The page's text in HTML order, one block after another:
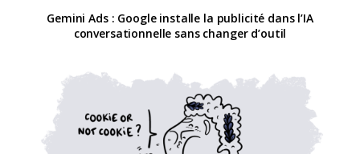
Gemini Ads : Google installe la publicité dans l’IA
conversationnelle sans changer d’outil